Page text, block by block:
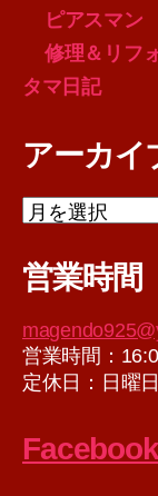
ピアスマン
修理＆リフ
タマ日記
アーカイ
ア
ー
イ
営業時間
営業時間：
定休日：日曜日